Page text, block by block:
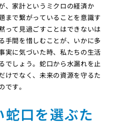
、家計というミクロの経済か
まで繋がっていることを意識す
って見過ごすことはできないは
手間を惜しむことが、いかに多
実に気づいた時、私たちの生活
でしょう。蛇口から水漏れを止
けでなく、未来の資源を守るた
す。
口を選ぶた